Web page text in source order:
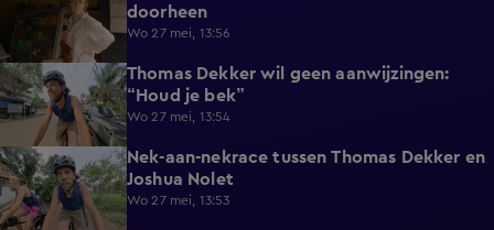
doorheen
Wo 27 mei, 13:56
0:45
Thomas Dekker wil geen aanwijzingen:
“Houd je bek”
Wo 27 mei, 13:54
1:01
Nek-aan-nekrace tussen Thomas Dekker en
Joshua Nolet
Wo 27 mei, 13:53